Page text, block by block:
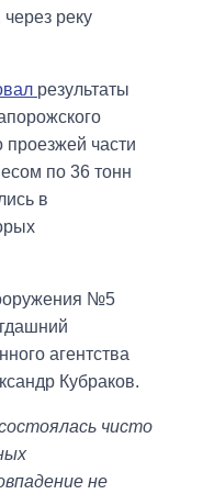
реку
результаты
части
по 36 тонн
в
№5
агентства
Кубраков.
чисто
не